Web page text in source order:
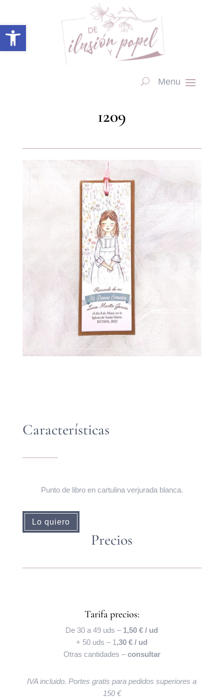
Abrir barra de herramientas
1209
Características
Punto de libro en cartulina verjurada blanca.
Lo quiero
Precios
Tarifa precios:
De 30 a 49 uds – 1,50 € / ud
+ 50 uds – 1 ,30 € / ud
Otras cantidades –consultar
IVA incluido. Portes gratis para pedidos superiores a
150 €